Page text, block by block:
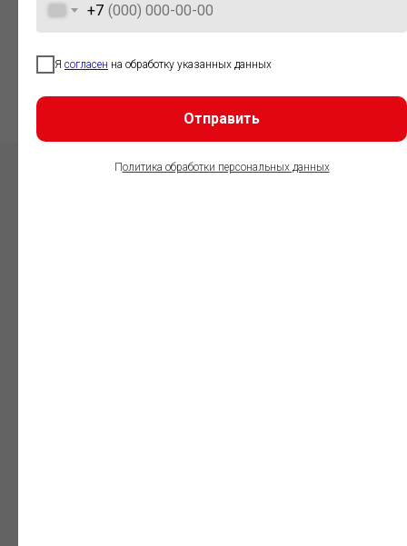
+7
Я согласен на обработку указанных данных
Отправить
Политика обработки персональных данных